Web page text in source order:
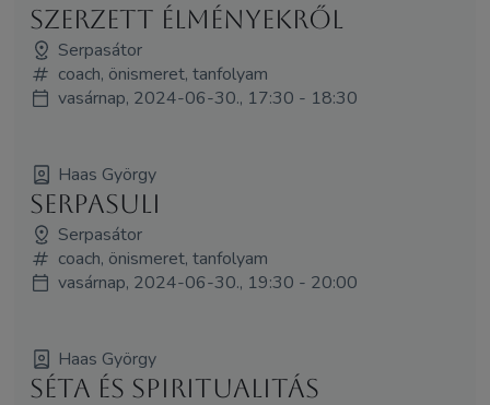
szerzett élményekről
Serpasátor
coach, önismeret, tanfolyam
vasárnap, 2024-06-30., 17:30 - 18:30
Haas György
Serpasuli
Serpasátor
coach, önismeret, tanfolyam
vasárnap, 2024-06-30., 19:30 - 20:00
Haas György
Séta és spiritualitás